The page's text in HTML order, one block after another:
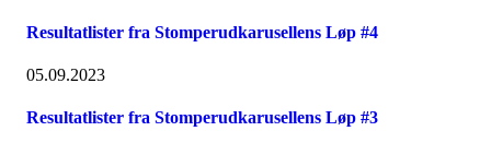
Resultatlister fra Stomperudkarusellens Løp #4
05.09.2023
Resultatlister fra Stomperudkarusellens Løp #3